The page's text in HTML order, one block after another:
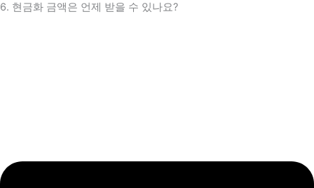
6. 현금화 금액은 언제 받을 수 있나요?